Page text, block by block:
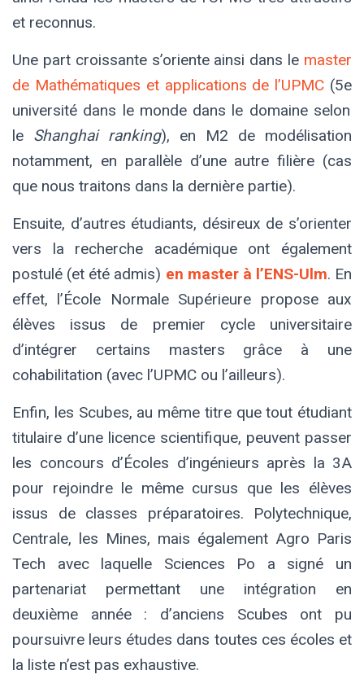
et reconnus.
Une part croissante s’oriente ainsi dans le master
de Mathématiques et applications de l’UPMC (5e
université dans le monde dans le domaine selon
le Shanghai ranking), en M2 de modélisation
notamment, en parallèle d’une autre filière (cas
que nous traitons dans la dernière partie).
Ensuite, d’autres étudiants, désireux de s’orienter
vers la recherche académique ont également
postulé (et été admis) en master à l’ENS-Ulm. En
effet, l’École Normale Supérieure propose aux
élèves issus de premier cycle universitaire
d’intégrer certains masters grâce à une
cohabilitation (avec l’UPMC ou l’ailleurs).
Enfin, les Scubes, au même titre que tout étudiant
titulaire d’une licence scientifique, peuvent passer
les concours d’Écoles d’ingénieurs après la 3A
pour rejoindre le même cursus que les élèves
issus de classes préparatoires. Polytechnique,
Centrale, les Mines, mais également Agro Paris
Tech avec laquelle Sciences Po a signé un
partenariat permettant une intégration en
deuxième année : d’anciens Scubes ont pu
poursuivre leurs études dans toutes ces écoles et
la liste n’est pas exhaustive.